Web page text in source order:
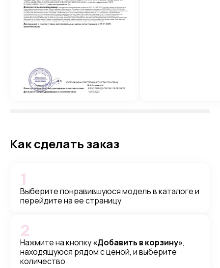
Как сделать заказ
Выберите понравившуюся модель в каталоге и
перейдите на ее страницу
1
Нажмите на кнопку«Добавить в корзину»,
находящуюся рядом с ценой, и выберите
количество
2